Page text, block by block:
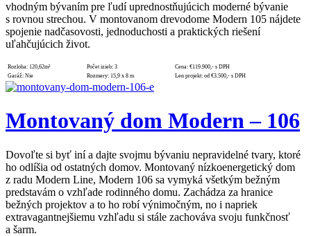
vhodným bývaním pre ľudí uprednostňujúcich moderné bývanie
s rovnou strechou. V montovanom drevodome Modern 105 nájdete
spojenie nadčasovosti, jednoduchosti a praktických riešení
uľahčujúcich život.
Rozloha: 120,62m² Počet izieb: 3 Cena: €119.900,- s DPH
Garáž: Nie Rozmery: 15,9 x 8 m Len projekt: od €3.500,- s DPH
Montovaný dom Modern – 106
Dovoľte si byť iní a dajte svojmu bývaniu nepravidelné tvary, ktoré
ho odlíšia od ostatných domov. Montovaný nízkoenergetický dom
z radu Modern Line, Modern 106 sa vymyká všetkým bežným
predstavám o vzhľade rodinného domu. Zachádza za hranice
bežných projektov a to ho robí výnimočným, no i napriek
extravagantnejšiemu vzhľadu si stále zachováva svoju funkčnosť
a šarm.